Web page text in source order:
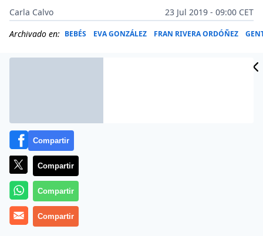
Carla Calvo
23 Jul 2019 - 09:00 CET
Archivado en: BEBÉS EVA GONZÁLEZ FRAN RIVERA ORDÓÑEZ
Más información
Compartir
Compartir
Compartir
Compartir